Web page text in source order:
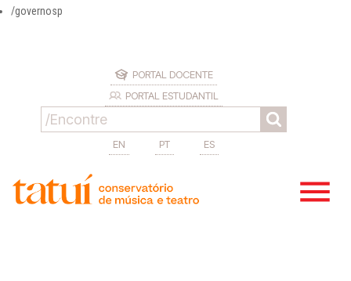
/governosp
PORTAL DOCENTE
PORTAL ESTUDANTIL
EN PT ES